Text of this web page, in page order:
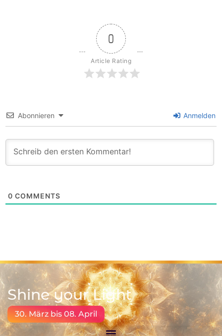
0
Article Rating
Abonnieren Anmelden
0 COMMENTS
Shine your Light
30. März bis 08. April